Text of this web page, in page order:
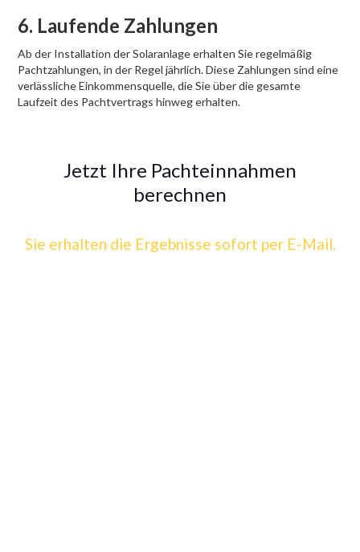
6. Laufende Zahlungen
Ab der Installation der Solaranlage erhalten Sie regelmäßig
Pachtzahlungen, in der Regel jährlich. Diese Zahlungen sind eine
verlässliche Einkommensquelle, die Sie über die gesamte
Laufzeit des Pachtvertrags hinweg erhalten.
Jetzt Ihre Pachteinnahmen
berechnen
Sie erhalten die Ergebnisse sofort per E-Mail.